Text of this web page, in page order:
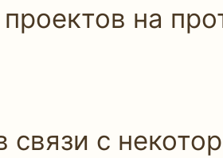
на
связи с